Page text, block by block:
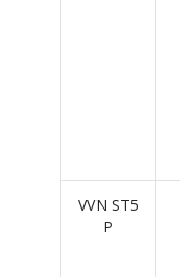
VVN ST5
P